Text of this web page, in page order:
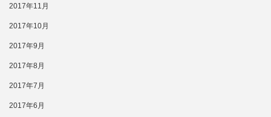
2017年11月
2017年10月
2017年9月
2017年8月
2017年7月
2017年6月